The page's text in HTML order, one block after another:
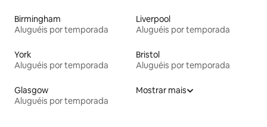
Birmingham
Aluguéis por temporada
Liverpool
Aluguéis por temporada
York
Aluguéis por temporada
Bristol
Aluguéis por temporada
Glasgow
Aluguéis por temporada
Mostrar mais